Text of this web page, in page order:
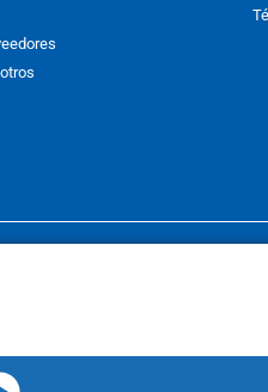
así como su traducción a
permission is prohibited. All